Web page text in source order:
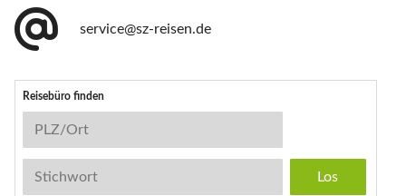
service@sz-reisen.de
Reisebüro finden
Reisebüro-Suche
PLZ/Ort